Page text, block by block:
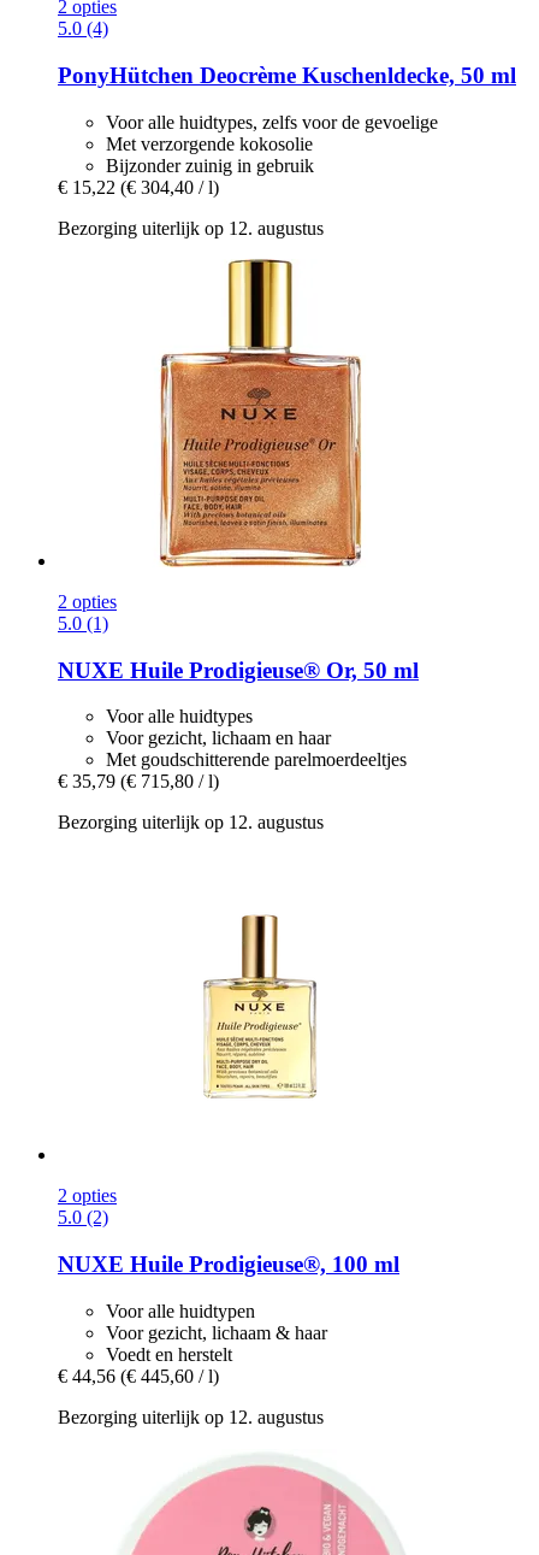
2 opties
5.0 (4)
PonyHütchen Deocrème Kuschenldecke, 50 ml
Voor alle huidtypes, zelfs voor de gevoelige
Met verzorgende kokosolie
Bijzonder zuinig in gebruik
€ 15,22 (€ 304,40 / l)
Bezorging uiterlijk op 12. augustus
2 opties
5.0 (1)
NUXE Huile Prodigieuse® Or, 50 ml
Voor alle huidtypes
Voor gezicht, lichaam en haar
Met goudschitterende parelmoerdeeltjes
€ 35,79 (€ 715,80 / l)
Bezorging uiterlijk op 12. augustus
2 opties
5.0 (2)
NUXE Huile Prodigieuse®, 100 ml
Voor alle huidtypen
Voor gezicht, lichaam & haar
Voedt en herstelt
€ 44,56 (€ 445,60 / l)
Bezorging uiterlijk op 12. augustus